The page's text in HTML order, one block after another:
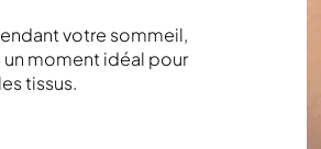
votre sommeil,
moment idéal pour
tissus.